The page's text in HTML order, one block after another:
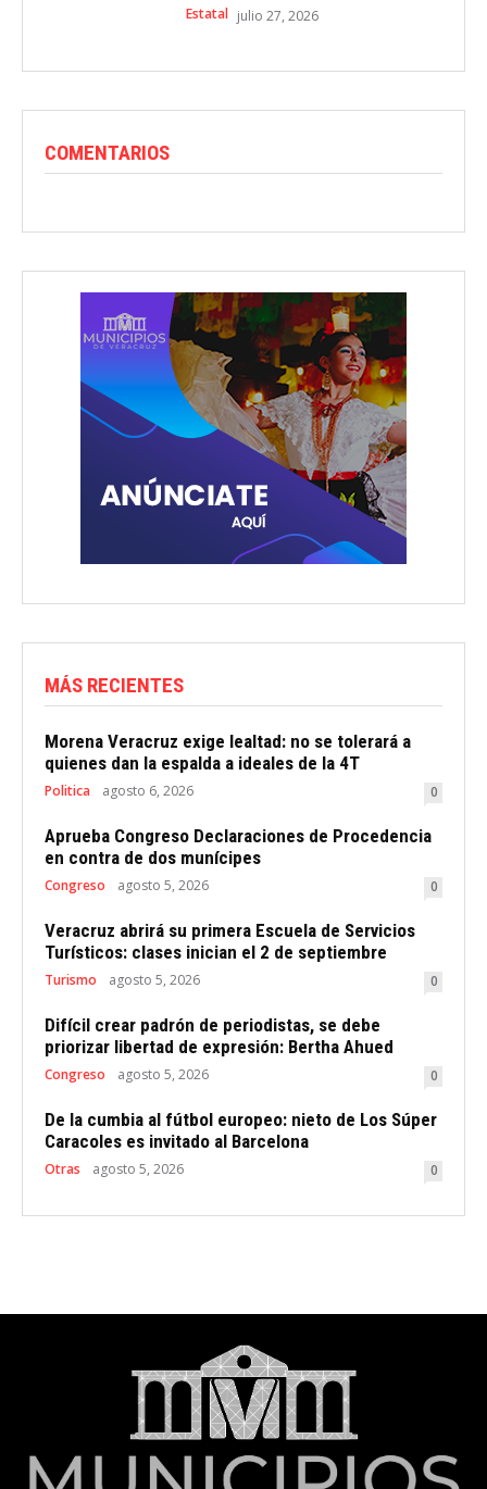
Estatal julio 27, 2026
COMENTARIOS
MÁS RECIENTES
Morena Veracruz exige lealtad: no se tolerará a
quienes dan la espalda a ideales de la 4T
Politica agosto 6, 2026 0
Aprueba Congreso Declaraciones de Procedencia
en contra de dos munícipes
Congreso agosto 5, 2026 0
Veracruz abrirá su primera Escuela de Servicios
Turísticos: clases inician el 2 de septiembre
Turismo agosto 5, 2026 0
Difícil crear padrón de periodistas, se debe
priorizar libertad de expresión: Bertha Ahued
Congreso agosto 5, 2026 0
De la cumbia al fútbol europeo: nieto de Los Súper
Caracoles es invitado al Barcelona
Otras agosto 5, 2026 0